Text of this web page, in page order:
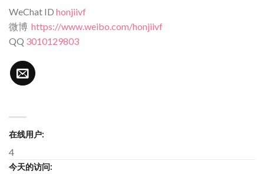
WeChat ID honjiivf
微博 https://www.weibo.com/honjiivf
QQ 3010129803
在线用户:
4
今天的访问: